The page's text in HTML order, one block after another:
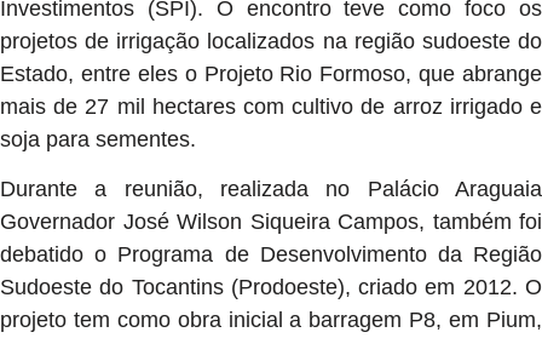
Investimentos (SPI). O encontro teve como foco os
projetos de irrigação localizados na região sudoeste do
Estado, entre eles o Projeto Rio Formoso, que abrange
mais de 27 mil hectares com cultivo de arroz irrigado e
soja para sementes.
Durante a reunião, realizada no Palácio Araguaia
Governador José Wilson Siqueira Campos, também foi
debatido o Programa de Desenvolvimento da Região
Sudoeste do Tocantins (Prodoeste), criado em 2012. O
projeto tem como obra inicial a barragem P8, em Pium,